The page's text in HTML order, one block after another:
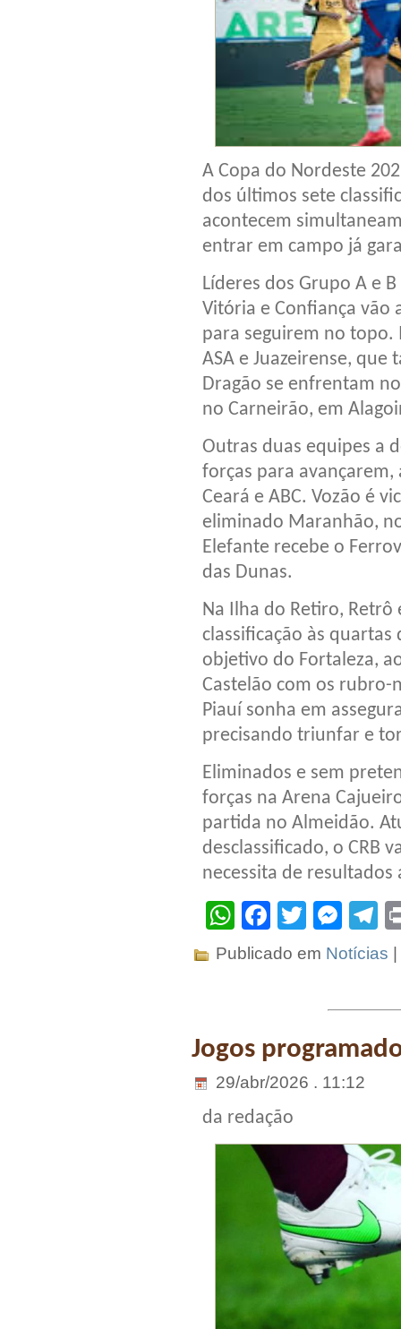
A Copa do Nordeste
dos últimos sete
acontecem
entrar em campo já
Líderes dos Grupo A e
Vitória e Confiança vão
para seguirem no topo.
ASA e Juazeirense,
Dragão se enfrentam
no Carneirão, em
Outras duas equipes a
forças para
Ceará e ABC. Vozão é
eliminado Maranhão,
Elefante recebe o
das Dunas.
Na Ilha do Retiro,
classificação às
objetivo do Fortaleza,
Castelão com os
Piauí sonha em
precisando triunfar e
Eliminados e sem
forças na Arena
partida no Almeidão.
desclassificado, o CRB
necessita de resultados
WhatsApp
Facebook
Twitter
Publicado em Notícias
Jogos
29/abr/2026 . 11:12
da redação